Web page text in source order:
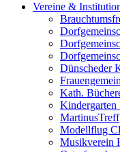
Vereine &
Dünscheder
Kath.
Kindergarten
MartinusTreff
Modellflug
Musikverein